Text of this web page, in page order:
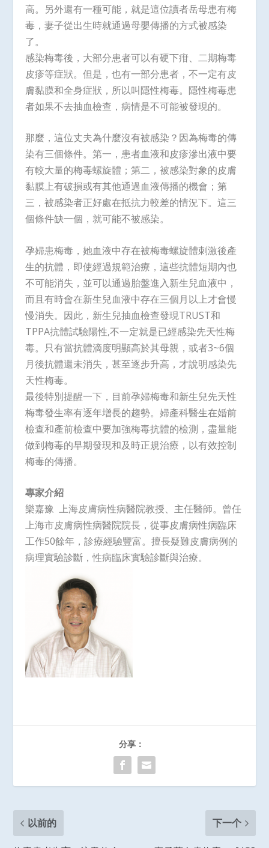
高。另外還有一種可能，就是這位讀者岳母患有梅
毒，妻子從出生時就通過母嬰傳播的方式被感染
了。
感染梅毒後，大部分患者可以有硬下疳、二期梅毒
皮疹等症狀。但是，也有一部分患者，不一定有皮
膚黏膜和全身症狀，所以叫隱性梅毒。隱性梅毒患
者如果不去抽血檢查，病情是不可能被發現的。
那麼，這位丈夫為什麼沒有被感染？因為梅毒的傳
染有三個條件。第一，患者血液和皮疹滲出液中要
有較大量的梅毒螺旋體；第二，被感染對象的皮膚
黏膜上有破損或有其他通過血液傳播的機會；第
三，被感染者正好處在抵抗力較差的情況下。這三
個條件缺一個，就可能不被感染。
孕婦患梅毒，她血液中存在被梅毒螺旋體刺激後產
生的抗體，即使經過規範治療，這些抗體短期內也
不可能消失，並可以通過胎盤進入新生兒血液中，
而且有時會在新生兒血液中存在三個月以上才會慢
慢消失。因此，新生兒抽血檢查發現TRUST和
TPPA抗體試驗陽性,不一定就是已經感染先天性梅
毒。只有當抗體滴度明顯高於其母親，或者3~6個
月後抗體還未消失，甚至逐步升高，才說明感染先
天性梅毒。
最後特別提醒一下，目前孕婦梅毒和新生兒先天性
梅毒發生率有逐年增長的趨勢。婦產科醫生在婚前
檢查和產前檢查中要加強梅毒抗體的檢測，盡量能
做到梅毒的早期發現和及時正規治療，以有效控制
梅毒的傳播。
專家介紹
樂嘉豫 上海皮膚病性病醫院教授、主任醫師。曾任
上海市皮膚病性病醫院院長，從事皮膚病性病臨床
工作50餘年，診療經驗豐富。擅長疑難皮膚病例的
病理實驗診斷，性病臨床實驗診斷與治療。
分享：
以前的 下一个